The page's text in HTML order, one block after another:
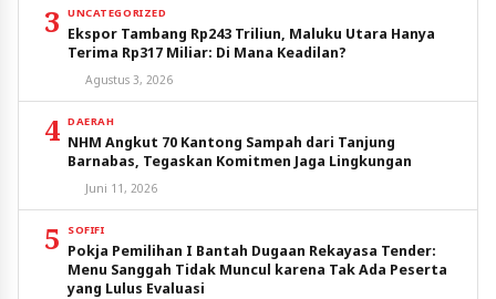
3 UNCATEGORIZED
Ekspor Tambang Rp243 Triliun, Maluku Utara Hanya
Terima Rp317 Miliar: Di Mana Keadilan?
Agustus 3, 2026
4 DAERAH
NHM Angkut 70 Kantong Sampah dari Tanjung
Barnabas, Tegaskan Komitmen Jaga Lingkungan
Juni 11, 2026
5 SOFIFI
Pokja Pemilihan I Bantah Dugaan Rekayasa Tender:
Menu Sanggah Tidak Muncul karena Tak Ada Peserta
yang Lulus Evaluasi